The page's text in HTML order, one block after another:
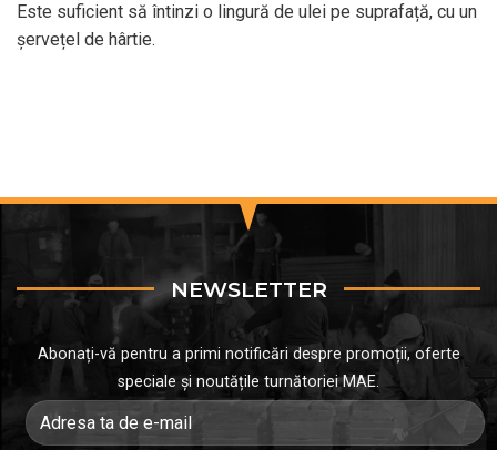
Este suficient să întinzi o lingură de ulei pe suprafață, cu un
șervețel de hârtie.
NEWSLETTER
Abonați-vă pentru a primi notificări despre promoții, oferte
speciale și noutățile turnătoriei MAE.